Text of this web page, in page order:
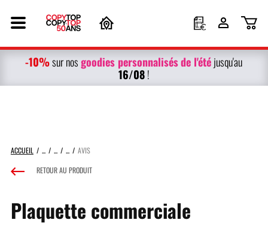
-10%sur nosgoodies personnalisésde l'étéjusqu'au
16/08!
ACCUEIL
AVIS
RETOUR AU PRODUIT
Plaquette commerciale